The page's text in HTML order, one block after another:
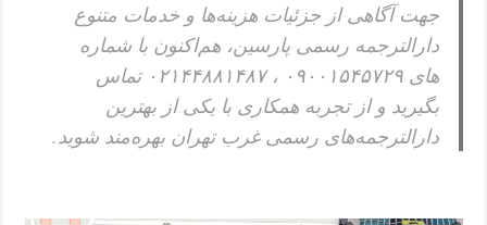
جهت آگاهی از جزئیات هزینه‌ها و خدمات متنوع
دارالترجمه رسمی پارسین، هم‌اکنون با شماره
های ۰۹۰۰۱۵۴۵۷۲۹ ، ۰۲۱۴۴۸۸۱۴۸۷ تماس
بگیرید و از تجربه همکاری با یکی از بهترین
دارالترجمه‌های رسمی غرب تهران بهره‌مند شوید.